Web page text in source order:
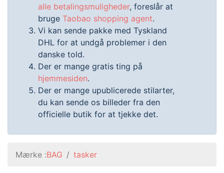
alle betalingsmuligheder, foreslår at
bruge Taobao shopping agent.
Vi kan sende pakke med Tyskland
DHL for at undgå problemer i den
danske told.
Der er mange gratis ting på
hjemmesiden.
Der er mange upublicerede stilarter,
du kan sende os billeder fra den
officielle butik for at tjekke det.
Mærke :BAG tasker